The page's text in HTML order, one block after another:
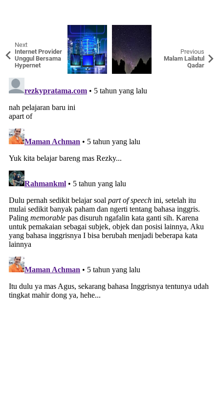
Next
Internet Provider
Unggul Bersama
Hypernet
Previous
Malam Lailatul
Qadar